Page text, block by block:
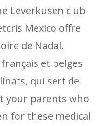
Leverkusen club
Mexico offre
de Nadal.
et belges
qui sert de
your parents who
for these medical